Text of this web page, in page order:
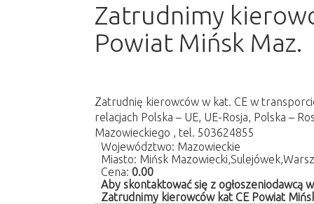
Zatrudnimy
Powiat Mińsk Maz.
Zatrudnię kierowców w kat. CE w
relacjach Polska – UE, UE-Rosja, Polska –
Mazowieckiego , tel. 503624855
Województwo: Mazowieckie
Miasto: Mińsk
Cena: 0.00
Aby skontaktować się z ogłoszeniodawcą
Zatrudnimy kierowców kat CE Powiat